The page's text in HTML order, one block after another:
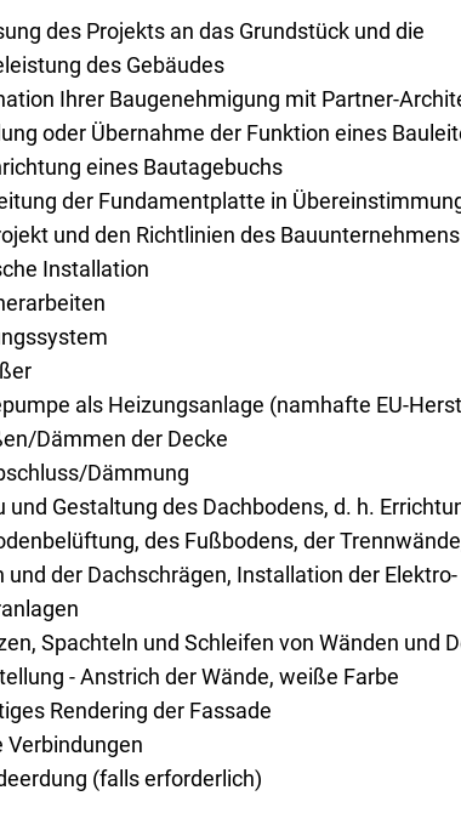
des Projekts an das Grundstück und die
des Gebäudes
Ihrer Baugenehmigung mit Partner-
oder Übernahme der Funktion eines
eines Bautagebuchs
der Fundamentplatte in
und den Richtlinien des Bauunternehmens
Installation
als Heizungsanlage (namhafte EU-
Dämmen der Decke
Dämmung
und Gestaltung des Dachbodens, d. h.
des Fußbodens, der
und der Dachschrägen, Installation der Elektro-
Spachteln und Schleifen von Wänden und
- Anstrich der Wände, weiße Farbe
Rendering der Fassade
Verbindungen
(falls erforderlich)